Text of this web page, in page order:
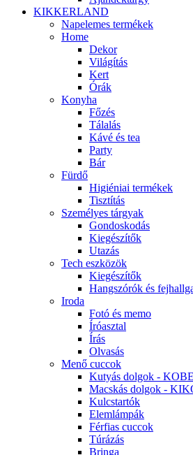
KIKKERLAND
Napelemes termékek
Home
Dekor
Világítás
Kert
Órák
Konyha
Főzés
Tálalás
Kávé és tea
Party
Bár
Fürdő
Higiéniai termékek
Tisztítás
Személyes tárgyak
Gondoskodás
Kiegészítők
Utazás
Tech eszközök
Kiegészítők
Hangszórók és
Iroda
Fotó és memo
Íróasztal
Írás
Olvasás
Menő cuccok
Kutyás dolgok - KOBE
Macskás dolgok -
Kulcstartók
Elemlámpák
Férfias cuccok
Túrázás
Bringa